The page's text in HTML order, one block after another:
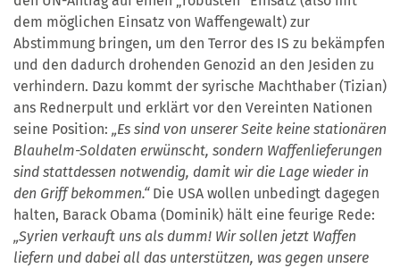
dem möglichen Einsatz von Waffengewalt) zur
Abstimmung bringen, um den Terror des IS zu bekämpfen
und den dadurch drohenden Genozid an den Jesiden zu
verhindern. Dazu kommt der syrische Machthaber (Tizian)
ans Rednerpult und erklärt vor den Vereinten Nationen
seine Position: „Es sind von unserer Seite keine stationären
Blauhelm-Soldaten erwünscht, sondern Waffenlieferungen
sind stattdessen notwendig, damit wir die Lage wieder in
den Griff bekommen.“Die USA wollen unbedingt dagegen
halten, Barack Obama (Dominik) hält eine feurige Rede:
„Syrien verkauft uns als dumm! Wir sollen jetzt Waffen
liefern und dabei all das unterstützen, was gegen unsere